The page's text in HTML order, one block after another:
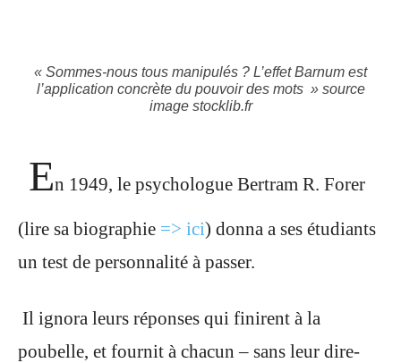
« Sommes-nous tous manipulés ? L’effet Barnum est
l’application concrète du pouvoir des mots » source
image stocklib.fr
En 1949, le psychologue Bertram R. Forer
(lire sa biographie => ici) donna a ses étudiants
un test de personnalité à passer.
Il ignora leurs réponses qui finirent à la
poubelle, et fournit à chacun – sans leur dire-